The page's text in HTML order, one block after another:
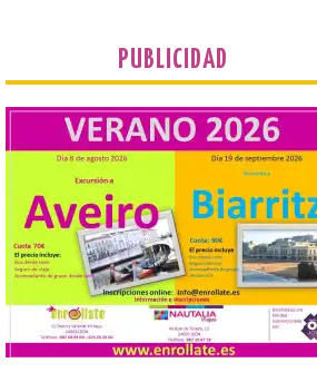
La Universidad de León
distribuye folletos con la
programación del evento
del eclipse solar que
organiza con la ESA y el
Ayuntamiento
7 Ago 2026
Los materiales ya pueden
recogerse gratuitamente
en la Oficina de
Información Turística de
León e incluyen, además
PUBLICIDAD